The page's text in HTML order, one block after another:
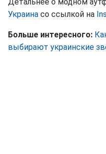
Украина со ссылкой на
Больше интересного:
выбирают украинские